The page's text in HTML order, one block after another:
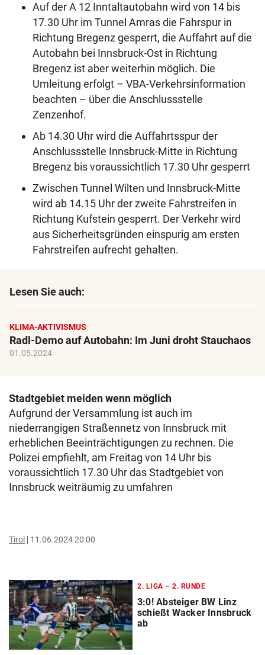
Auf der A 12 Inntaltautobahn wird von 14 bis
17.30 Uhr im Tunnel Amras die Fahrspur in
Richtung Bregenz gesperrt, die Auffahrt auf die
Autobahn bei Innsbruck-Ost in Richtung
Bregenz ist aber weiterhin möglich. Die
Umleitung erfolgt – VBA-Verkehrsinformation
beachten – über die Anschlussstelle
Zenzenhof.
Ab 14.30 Uhr wird die Auffahrtsspur der
Anschlussstelle Innsbruck-Mitte in Richtung
Bregenz bis voraussichtlich 17.30 Uhr gesperrt
Zwischen Tunnel Wilten und Innsbruck-Mitte
wird ab 14.15 Uhr der zweite Fahrstreifen in
Richtung Kufstein gesperrt. Der Verkehr wird
aus Sicherheitsgründen einspurig am ersten
Fahrstreifen aufrecht gehalten.
Lesen Sie auch:
KLIMA-AKTIVISMUS
Radl-Demo auf Autobahn: Im Juni droht Stauchaos
01.05.2024
Stadtgebiet meiden wenn möglich
Aufgrund der Versammlung ist auch im
niederrangigen Straßennetz von Innsbruck mit
erheblichen Beeinträchtigungen zu rechnen. Die
Polizei empfiehlt, am Freitag von 14 Uhr bis
voraussichtlich 17.30 Uhr das Stadtgebiet von
Innsbruck weiträumig zu umfahren
Tirol 11.06.2024 20:00
2. LIGA – 2. RUNDE
3:0! Absteiger BW Linz
schießt Wacker Innsbruck
ab